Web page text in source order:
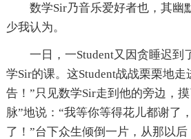
数学Sir乃音乐爱好者也，其幽
少我认为。
一日，一Student又因贪睡迟到
学Sir的课。这Student战战栗栗地
告！”只见数学Sir走到他的旁边，
脉”地说：“我等你等得花儿都谢了
了！”台下众生倾倒一片，从那以